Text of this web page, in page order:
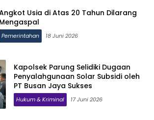
Usia di Atas 20 Tahun Dilarang
Mengaspal
Pemerintahan 18 Juni 2026
Kapolsek Parung Selidiki Dugaan
Penyalahgunaan Solar Subsidi oleh
PT Busan Jaya Sukses
Hukum & Kriminal 17 Juni 2026